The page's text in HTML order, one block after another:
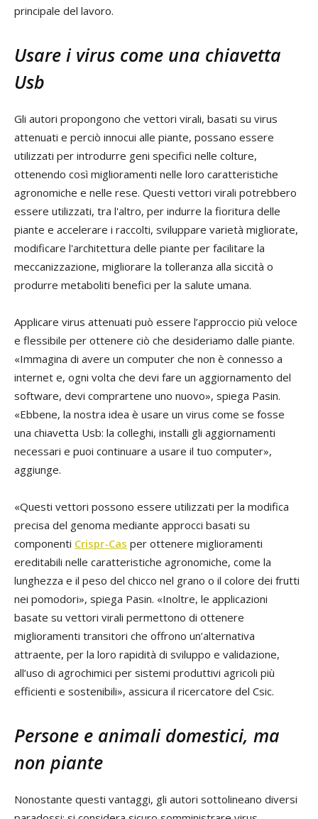
principale del lavoro.
Usare i virus come una chiavetta
Usb
Gli autori propongono che vettori virali, basati su virus
attenuati e perciò innocui alle piante, possano essere
utilizzati per introdurre geni specifici nelle colture,
ottenendo così miglioramenti nelle loro caratteristiche
agronomiche e nelle rese. Questi vettori virali potrebbero
essere utilizzati, tra l'altro, per indurre la fioritura delle
piante e accelerare i raccolti, sviluppare varietà migliorate,
modificare l'architettura delle piante per facilitare la
meccanizzazione, migliorare la tolleranza alla siccità o
produrre metaboliti benefici per la salute umana.
Applicare virus attenuati può essere l’approccio più veloce
e flessibile per ottenere ciò che desideriamo dalle piante.
«Immagina di avere un computer che non è connesso a
internet e, ogni volta che devi fare un aggiornamento del
software, devi comprartene uno nuovo», spiega Pasin.
«Ebbene, la nostra idea è usare un virus come se fosse
una chiavetta Usb: la colleghi, installi gli aggiornamenti
necessari e puoi continuare a usare il tuo computer»,
aggiunge.
«Questi vettori possono essere utilizzati per la modifica
precisa del genoma mediante approcci basati su
componenti Crispr-Cas per ottenere miglioramenti
ereditabili nelle caratteristiche agronomiche, come la
lunghezza e il peso del chicco nel grano o il colore dei frutti
nei pomodori», spiega Pasin. «Inoltre, le applicazioni
basate su vettori virali permettono di ottenere
miglioramenti transitori che offrono un’alternativa
attraente, per la loro rapidità di sviluppo e validazione,
all’uso di agrochimici per sistemi produttivi agricoli più
efficienti e sostenibili», assicura il ricercatore del Csic.
Persone e animali domestici, ma
non piante
Nonostante questi vantaggi, gli autori sottolineano diversi